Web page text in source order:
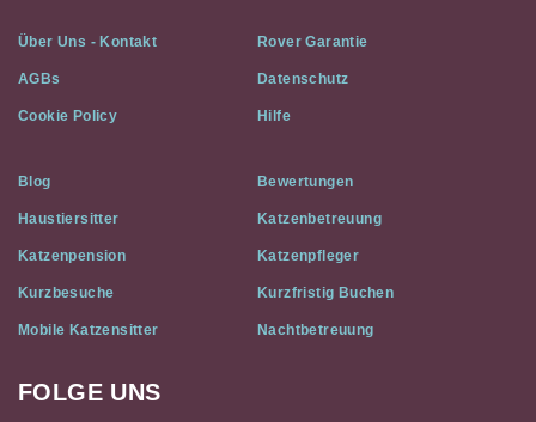
Über Uns - Kontakt Rover Garantie
AGBs Datenschutz
Cookie Policy Hilfe
Blog Bewertungen
Haustiersitter Katzenbetreuung
Katzenpension Katzenpfleger
Kurzbesuche Kurzfristig Buchen
Mobile Katzensitter Nachtbetreuung
Cat
FOLGE UNS